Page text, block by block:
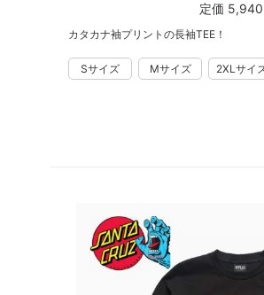
定価 5,940
カタカナ袖プリントの長袖TEE！